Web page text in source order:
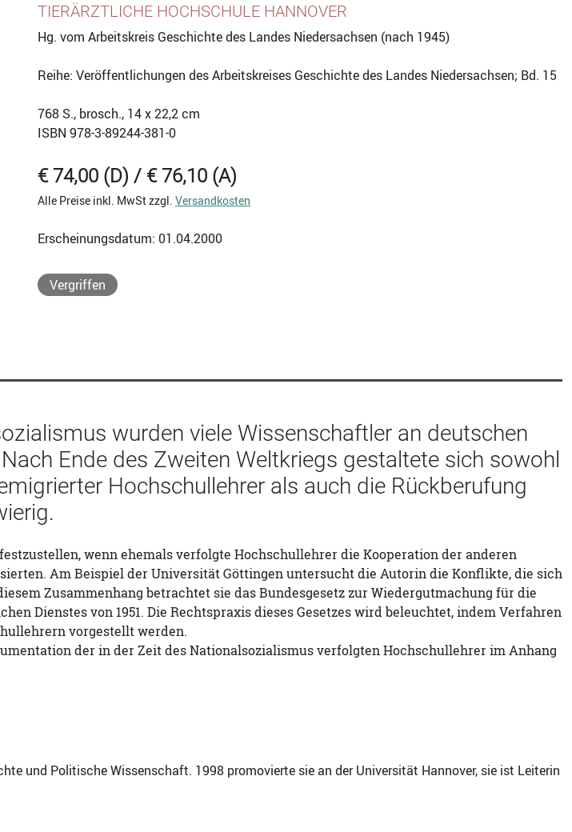
TIERÄRZTLICHE HOCHSCHULE HANNOVER
Hg. vom Arbeitskreis Geschichte des Landes Niedersachsen (nach 1945)
Reihe: Veröffentlichungen des Arbeitskreises Geschichte des Landes Niedersachsen; Bd. 15
768 S., brosch., 14 x 22,2 cm
ISBN 978-3-89244-381-0
€ 74,00 (D) / € 76,10 (A)
Alle Preise inkl. MwSt zzgl. Versandkosten
Erscheinungsdatum: 01.04.2000
Vergriffen
wurden viele Wissenschaftler an deutschen
Ende des Zweiten Weltkriegs gestaltete sich sowohl
Hochschullehrer als auch die Rückberufung
wenn ehemals verfolgte Hochschullehrer die Kooperation der anderen
Am Beispiel der Universität Göttingen untersucht die Autorin die Konflikte, die sich
Zusammenhang betrachtet sie das Bundesgesetz zur Wiedergutmachung für die
Dienstes von 1951. Die Rechtspraxis dieses Gesetzes wird beleuchtet, indem Verfahren
vorgestellt werden.
der in der Zeit des Nationalsozialismus verfolgten Hochschullehrer im Anhang
und Politische Wissenschaft. 1998 promovierte sie an der Universität Hannover, sie ist Leiterin